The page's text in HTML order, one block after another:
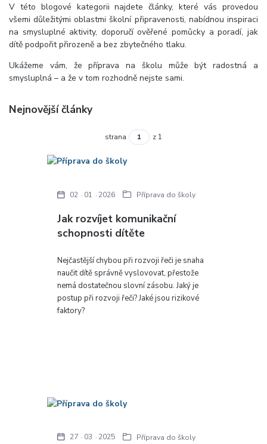
V této blogové kategorii najdete články, které vás provedou
všemi důležitými oblastmi školní připravenosti, nabídnou inspiraci
na smysluplné aktivity, doporučí ověřené pomůcky a poradí, jak
dítě podpořit přirozeně a bez zbytečného tlaku.
Ukážeme vám, že příprava na školu může být radostná a
smysluplná – a že v tom rozhodně nejste sami.
Nejnovější články
strana z 1
Jak rozvíjet komunikační
schopnosti dítěte
02 01 2026 Příprava do školy
Nejčastější chybou při rozvoji řeči je snaha
naučit dítě správně vyslovovat, přestože
nemá dostatečnou slovní zásobu. Jaký je
postup při rozvoji řeči? Jaké jsou rizikové
faktory?
27 03 2025 Příprava do školy